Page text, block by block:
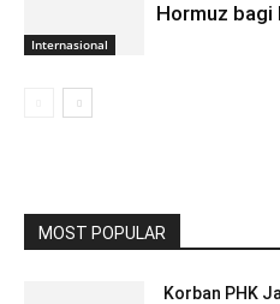
Internasional
Hormuz
MOST POPULAR
Korban PHK